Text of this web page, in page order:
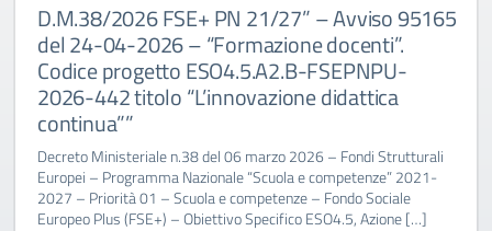
D.M.38/2026 FSE+ PN 21/27” – Avviso 95165
del 24-04-2026 – “Formazione docenti”.
Codice progetto ESO4.5.A2.B-FSEPNPU-
2026-442 titolo “L’innovazione didattica
continua””
Decreto Ministeriale n.38 del 06 marzo 2026 – Fondi Strutturali
Europei – Programma Nazionale “Scuola e competenze” 2021-
2027 – Priorità 01 – Scuola e competenze – Fondo Sociale
Europeo Plus (FSE+) – Obiettivo Specifico ESO4.5, Azione […]